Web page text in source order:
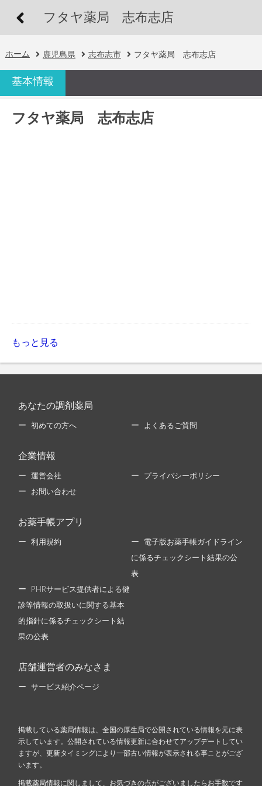
フタヤ薬局 志布志店
ホーム 鹿児島県 志布志市 フタヤ薬局 志布志店
基本情報
フタヤ薬局 志布志店
もっと見る
あなたの調剤薬局
初めての方へ よくあるご質問
企業情報
運営会社 プライバシーポリシー
お問い合わせ
お薬手帳アプリ
利用規約 電子版お薬手帳ガイドライン
に係るチェックシート結果の公
表
PHRサービス提供者による健
診等情報の取扱いに関する基本
的指針に係るチェックシート結
果の公表
店舗運営者のみなさま
サービス紹介ページ
掲載している薬局情報は、全国の厚生局で公開されている情報を元に表
示しています。公開されている情報更新に合わせてアップデートしてい
ますが、更新タイミングにより一部古い情報が表示される事ことがござ
います。
掲載薬局情報に関しまして、お気づきの点がございましたらお手数です